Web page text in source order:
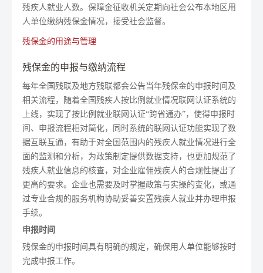
残疾人就业人数。保障金征收机关定期向社会公布本地区用
人单位缴纳残保金情况，接受社会监督。
残保金的用途与管理
残保金的申报与缴纳流程
每年全国残联及地方残联都会公告当年残保金的申报时间及
相关流程，随着全国残疾人按比例就业情况联网认证系统的
上线，实现了按比例就业联网认证“跨省通办”，使得申报时
间、申报流程相对简化，同时系统的联网认证功能实现了数
据互联互通，有助于对全国范围内的残疾人就业情况进行全
面的监测和分析，为政策制定提供数据支持，也更加规范了
残疾人就业信息的核查，对企业雇佣残疾人的合规性提出了
更高的要求。企业也需要及时掌握政策与实操的变化，或通
过专业合规的服务机构协助妥善安置残疾人就业并办理申报
手续。
申报时间
残保金的申报时间具有明确的规定，确保用人单位能够按时
完成申报工作。